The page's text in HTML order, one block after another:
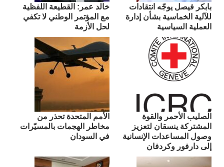
بابكر فيصل يوجّه انتقادات
للآلية الخماسية بشأن إدارة
العملية السياسية
​خالد عمر: القطيعة اللفظية
مع المؤتمر الوطني لا تكفي
لحل الأزمة
الصليب الأحمر والقوة
المشتركة ينسقان لتعزيز
وصول المساعدات الإنسانية
إلى دارفور وكردفان
الأمم المتحدة تحذر من
مخاطر الهجمات بالمسيّرات
في السودان